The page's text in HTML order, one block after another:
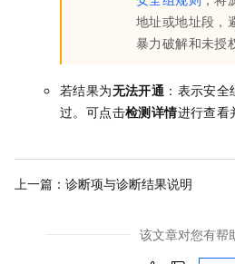
地址或地址段，
暴力破解和未授
若结果为无法开通 ：表示安
过。可点击检测详情进行查看
上一篇： 诊断项与诊断结果说明
该文章对您有帮